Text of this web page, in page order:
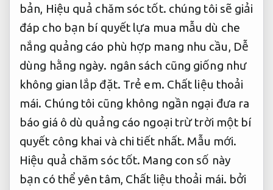
bản, Hiệu quả chăm sóc tốt. chúng tôi sẽ giải
đáp cho bạn bí quyết lựa mua mẫu dù che
nắng quảng cáo phù hợp mang nhu cầu, Dễ
dùng hằng ngày. ngân sách cũng giống như
không gian lắp đặt. Trẻ em. Chất liệu thoải
mái. Chúng tôi cũng không ngần ngại đưa ra
báo giá ô dù quảng cáo ngoại trừ trời một bí
quyết công khai và chi tiết nhất. Mẫu mới.
Hiệu quả chăm sóc tốt. Mang con số này
bạn có thể yên tâm, Chất liệu thoải mái. bởi